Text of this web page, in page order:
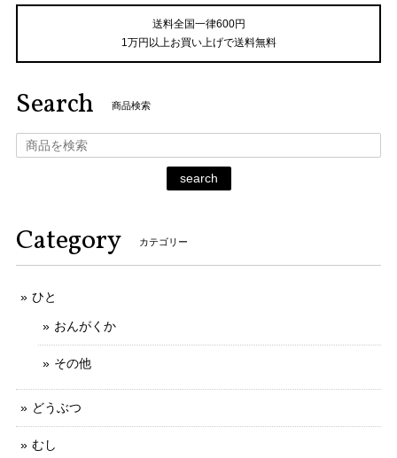
送料全国一律600円
1万円以上お買い上げで送料無料
Search 商品検索
search
Category カテゴリー
ひと
おんがくか
その他
どうぶつ
むし